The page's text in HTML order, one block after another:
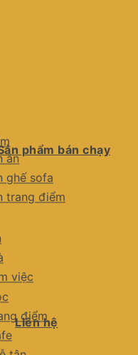
ăn
ghế sofa
trang điểm
việc
điểm
phẩm bán chạy
Liên hệ